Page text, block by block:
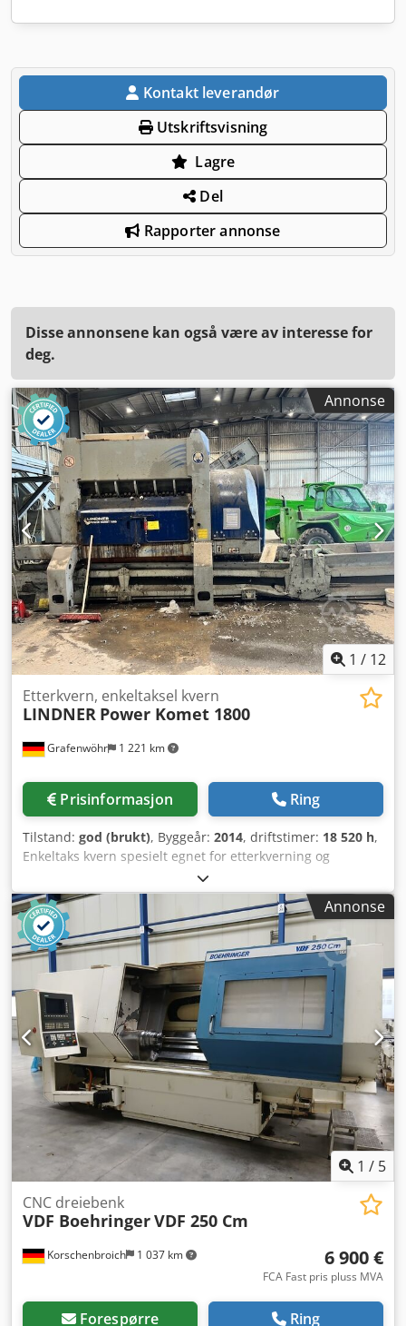
Kontakt leverandør
Utskriftsvisning
Lagre
Del
Rapporter annonse
Disse annonsene kan også være av interesse for
deg.
Annonse
1 / 12
Grafenwöhr 1 221 km
Etterkvern, enkeltaksel kvern
LINDNER Power Komet 1800
Prisinformasjon Ring
Tilstand: god (brukt), Byggeår: 2014, driftstimer: 18 520 h,
Enkeltaks kvern spesielt egnet for etterkverning og
granulering av forhåndskvernet materiale. Bruksområder:
Næringsavfall for termisk eller materialgjenvinning, for
eksempel papir, papp, plast og skumstoffer, gummi, lær,
tekstiler, gulvbelegg osv. Lindner Power Komet 1800
Årsmodell: 2014 Styreskap; komplett med ABB-
frekvensomformer Returkøler Betjeningspanel Dcodpfx
Ahjwxmb Ejksk Trakt Driftsmotorer: 200 kW
Hydraulikkaggregat: komplett Totalvekt: ca. 21 t Mål ca.
LxBxH mm: 5000 x 2800 x 3000 mm Inspeksjon: mulig etter
avtale. Leveringstid: umiddelbart
Annonse
1 / 5
Korschenbroich 1 037 km
CNC dreiebenk
VDF BoehringerVDF 250 Cm
6 900 €
FCA Fast pris pluss MVA
Forespørre Ring